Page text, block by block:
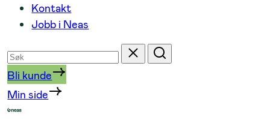
Kontakt
Jobb i Neas
Søk
etter
Tilbakestill
Søk
Bli kunde
Min side